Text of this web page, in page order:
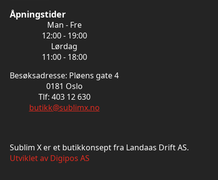
Åpningstider
Man - Fre
12:00 - 19:00
Lørdag
11:00 - 18:00
Besøksadresse: Pløens gate 4
0181 Oslo
Tlf: 403 12 630
butikk@sublimx.no
Sublim X er et butikkonsept fra Landaas Drift AS.
Utviklet av Digipos AS